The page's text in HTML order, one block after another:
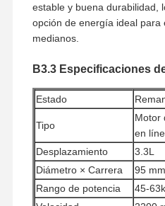
estable y buena durabilidad,
opción de energía ideal para
medianos.
B3.3 Especificaciones
Estado
Tipo
Motor
en
Desplazamiento
3.3L
Diámetro × Carrera
95
Rango de potencia
45-